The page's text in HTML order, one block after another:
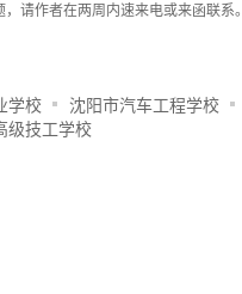
请作者在两周内速来电或来函联系。
学校 沈阳市汽车工程学校
级技工学校